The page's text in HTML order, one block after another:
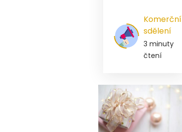
Komerční
sdělení
3 minuty
čtení